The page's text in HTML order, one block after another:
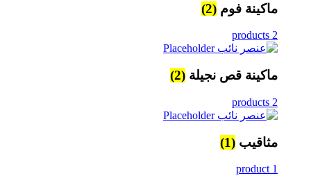
ماكينة فوم (2)
2 products
ماكينة قص نجيلة (2)
2 products
مثاقيب (1)
1 product